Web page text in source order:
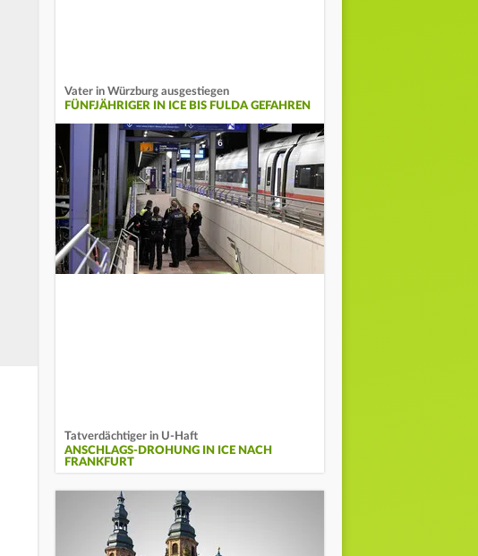
Vater in Würzburg ausgestiegen
FÜNFJÄHRIGER IN ICE BIS FULDA GEFAHREN
Tatverdächtiger in U-Haft
ANSCHLAGS-DROHUNG IN ICE NACH
FRANKFURT